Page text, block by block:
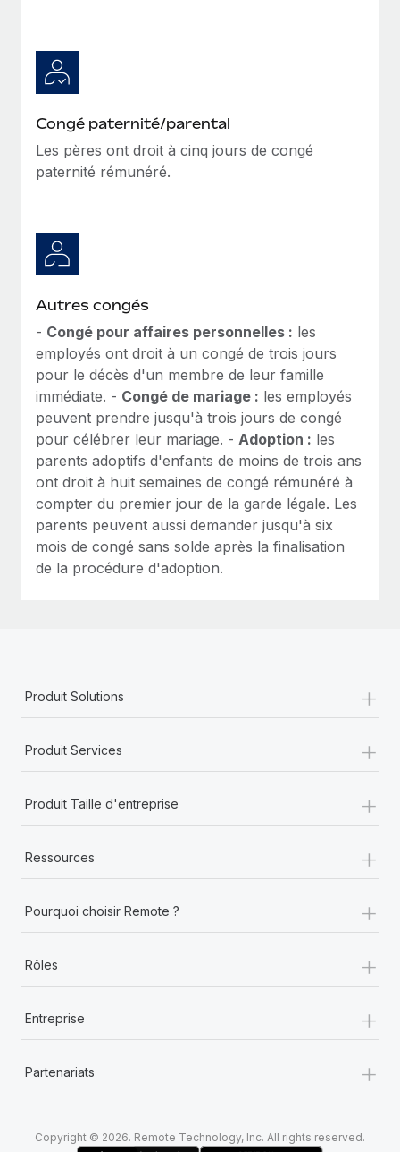
Congé paternité/parental
Les pères ont droit à cinq jours de congé
paternité rémunéré.
Autres congés
- Congé pour affaires personnelles : les
employés ont droit à un congé de trois jours
pour le décès d'un membre de leur famille
immédiate. - Congé de mariage : les employés
peuvent prendre jusqu'à trois jours de congé
pour célébrer leur mariage. - Adoption : les
parents adoptifs d'enfants de moins de trois ans
ont droit à huit semaines de congé rémunéré à
compter du premier jour de la garde légale. Les
parents peuvent aussi demander jusqu'à six
mois de congé sans solde après la finalisation
de la procédure d'adoption.
Produit Solutions +
Produit Services +
Produit Taille d'entreprise +
Ressources +
Pourquoi choisir Remote ? +
Rôles +
Entreprise +
Partenariats +
Copyright © 2026. Remote Technology, Inc. All rights reserved.